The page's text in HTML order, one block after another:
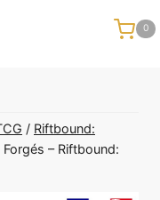
0
/ Riftbound:
– Riftbound: